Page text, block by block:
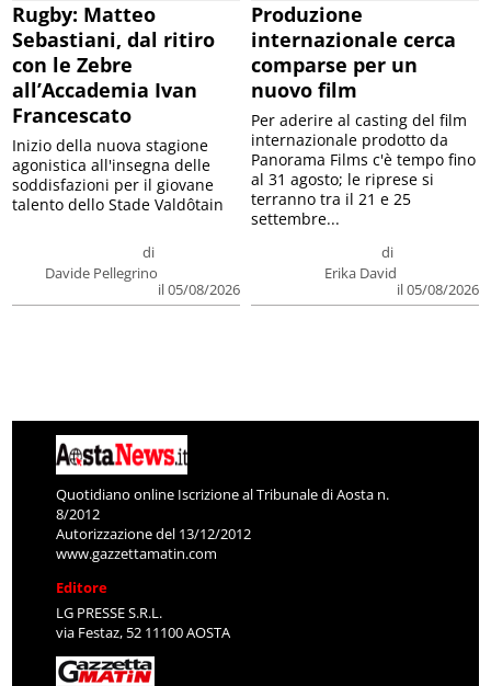
Rugby: Matteo
Sebastiani, dal ritiro
con le Zebre
all’Accademia Ivan
Francescato
di
Davide Pellegrino
il 05/08/2026
Inizio della nuova stagione
agonistica all'insegna delle
soddisfazioni per il giovane
talento dello Stade Valdôtain
Produzione
internazionale cerca
comparse per un
nuovo film
di
Erika David
il 05/08/2026
Per aderire al casting del film
internazionale prodotto da
Panorama Films c'è tempo fino
al 31 agosto; le riprese si
terranno tra il 21 e 25
settembre...
Quotidiano online Iscrizione al Tribunale di Aosta n.
8/2012
Autorizzazione del 13/12/2012
www.gazzettamatin.com
Editore
LG PRESSE S.R.L.
via Festaz, 52 11100 AOSTA